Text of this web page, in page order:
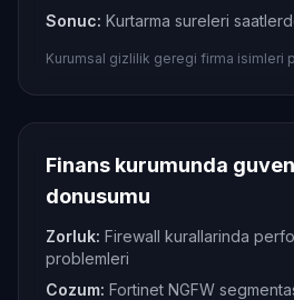
Sonuc: Kurtarma sureleri
Kurumsal gizlilik geregi firma isimleri
Finans kurumunda
donusumu
Zorluk: Firewall kurallarinda
problemleri
Cozum: Fortinet NGFW